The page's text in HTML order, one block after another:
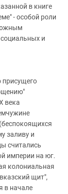
в книге
- особой роли
и
присущего
века
заливу и
считались
империи на юг.
колониальная
щит",
в начале